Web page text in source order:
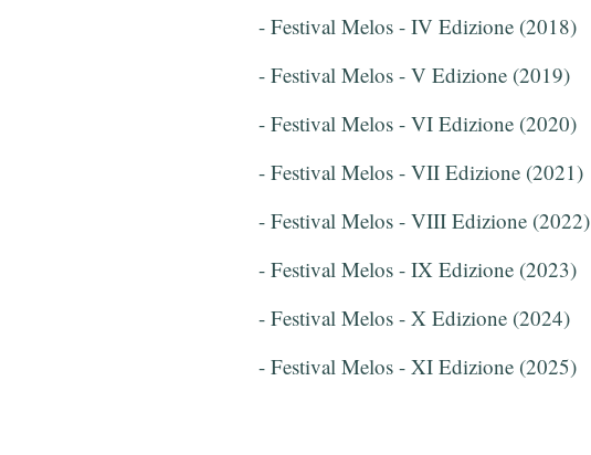
- Festival Melos - IV Edizione (2018)
- Festival Melos - V Edizione (2019)
- Festival Melos - VI Edizione (2020)
- Festival Melos - VII Edizione (2021)
- Festival Melos - VIII Edizione (2022)
- Festival Melos - IX Edizione (2023)
- Festival Melos - X Edizione (2024)
- Festival Melos - XI Edizione (2025)